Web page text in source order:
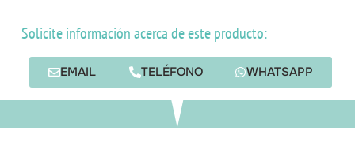
Solicite información acerca de este producto:
EMAIL TELÉFONO WHATSAPP